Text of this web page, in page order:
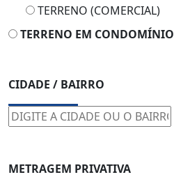
TERRENO (COMERCIAL)
TERRENO EM CONDOMÍNIO
CIDADE / BAIRRO
METRAGEM PRIVATIVA